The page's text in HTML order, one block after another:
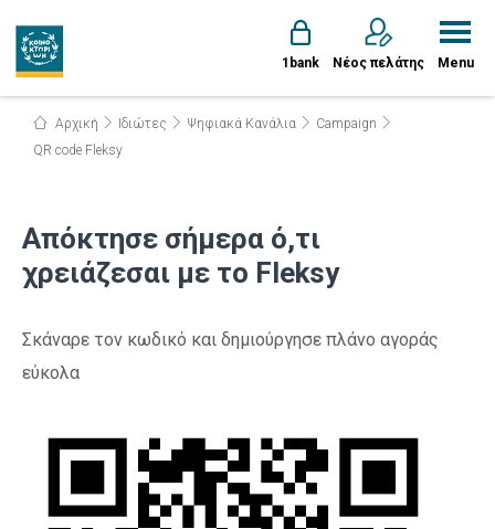
1bank Νέος πελάτης Menu
Αρχική Ιδιώτες Ψηφιακά Κανάλια
Campaign
QR code Fleksy
Απόκτησε σήμερα ό,τι
χρειάζεσαι με το Fleksy
Σκάναρε τον κωδικό και δημιούργησε πλάνο αγοράς
εύκολα